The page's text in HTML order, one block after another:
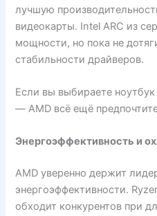
лучшую
видеокарты. Intel ARC из
мощности, но пока не
стабильности драйверов.
Если вы выбираете
— AMD всё ещё
Энергоэффективность и
AMD уверенно держит
энергоэффективности.
обходит конкурентов при